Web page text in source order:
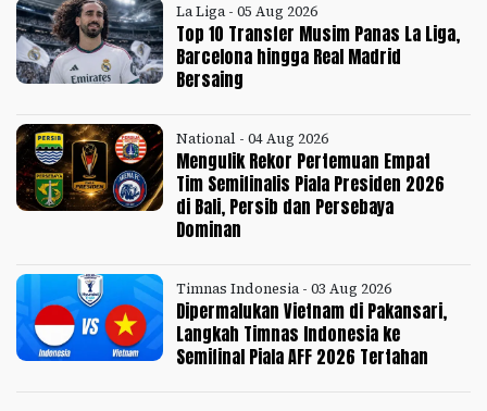
La Liga - 05 Aug 2026
Top 10 Transfer Musim Panas La Liga,
Barcelona hingga Real Madrid
Bersaing
National - 04 Aug 2026
Mengulik Rekor Pertemuan Empat
Tim Semifinalis Piala Presiden 2026
di Bali, Persib dan Persebaya
Dominan
Timnas Indonesia - 03 Aug 2026
Dipermalukan Vietnam di Pakansari,
Langkah Timnas Indonesia ke
Semifinal Piala AFF 2026 Tertahan